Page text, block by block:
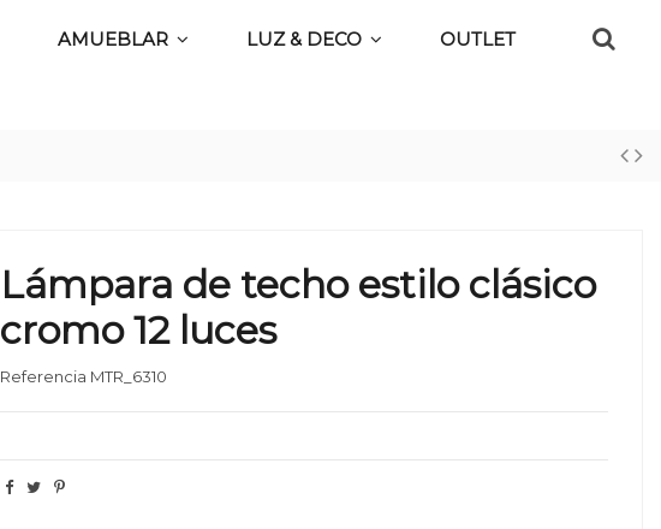
AMUEBLAR LUZ & DECO OUTLET
Lámpara de techo estilo clásico
cromo 12 luces
Referencia MTR_6310